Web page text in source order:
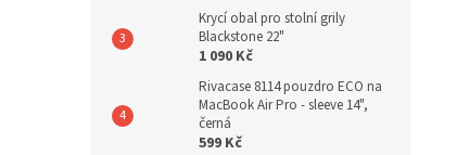
Krycí obal pro stolní grily
Blackstone 22"
1 090 Kč
Rivacase 8114 pouzdro ECO na
MacBook Air Pro - sleeve 14",
černá
599 Kč